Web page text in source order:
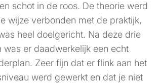
schot in de roos. De theorie werd
wijze verbonden met de praktijk,
heel doelgericht. Na deze drie
was er daadwerkelijk een echt
Zeer fijn dat er flink aan het
werd gewerkt en dat je niet